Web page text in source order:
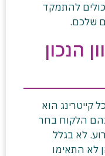
להתמקד
שלכם.
הנכון
קייטרינג הוא
הלקוח בחר
לא בגלל
לא התאימו